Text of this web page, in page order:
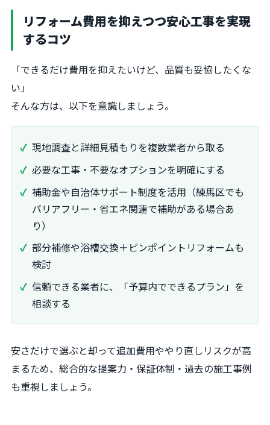
リフォーム費用を抑えつつ安心工事を実現
するコツ
「できるだけ費用を抑えたいけど、品質も妥協したくな
い」
そんな方は、以下を意識しましょう。
現地調査と詳細見積もりを複数業者から取る
必要な工事・不要なオプションを明確にする
補助金や自治体サポート制度を活用（練馬区でも
バリアフリー・省エネ関連で補助がある場合あ
り）
部分補修や浴槽交換＋ピンポイントリフォームも
検討
信頼できる業者に、「予算内でできるプラン」を
相談する
安さだけで選ぶと却って追加費用ややり直しリスクが高
まるため、総合的な提案力・保証体制・過去の施工事例
も重視しましょう。